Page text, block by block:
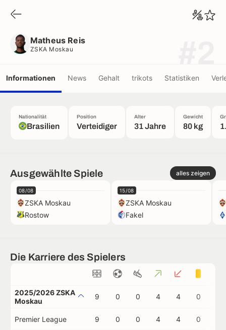
Matheus Reis
ZSKA Moskau
Informationen News Gehalt trikots Statistiken
Nationalität
Brasilien
Position
Verteidiger
Alter
31 Jahre
Gewicht
80 kg
Ausgewählte Spiele alles zeigen
08/08
ZSKA Moskau
Rostow
15/08
ZSKA Moskau
Fakel
Die Karriere des Spielers
2025/2026 ZSKA
Moskau
9 0 0 4 4 0
Premier League 9 0 0 4 4 0